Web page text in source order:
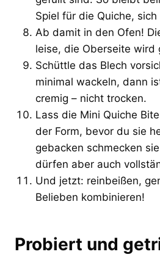
Spiel für die Quiche,
Ab damit in den Ofen!
leise, die Oberseite wird
Schüttle das Blech
minimal wackeln, dann
cremig – nicht trocken.
Lass die Mini Quiche
der Form, bevor du sie
gebacken schmecken
dürfen aber auch
Und jetzt: reinbeißen,
Belieben kombinieren!
Probiert und